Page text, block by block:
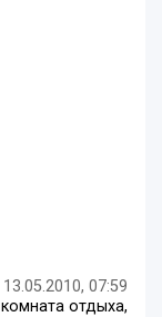
13.05.2010, 07:59
отдыха,